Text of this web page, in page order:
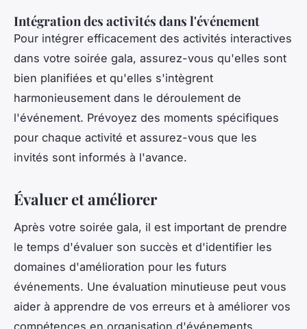
Intégration des activités dans l'événement
Pour intégrer efficacement des activités interactives
dans votre soirée gala, assurez-vous qu'elles sont
bien planifiées et qu'elles s'intègrent
harmonieusement dans le déroulement de
l'événement. Prévoyez des moments spécifiques
pour chaque activité et assurez-vous que les
invités sont informés à l'avance.
Évaluer et améliorer
Après votre soirée gala, il est important de prendre
le temps d'évaluer son succès et d'identifier les
domaines d'amélioration pour les futurs
événements. Une évaluation minutieuse peut vous
aider à apprendre de vos erreurs et à améliorer vos
compétences en organisation d'événements.